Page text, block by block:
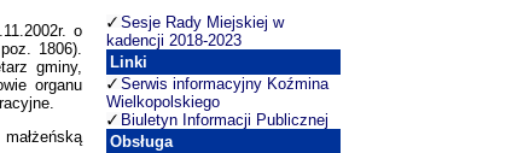
o
1806).
gminy,
organu
Sesje Rady Miejskiej w
kadencji 2018-2023
Linki
Serwis informacyjny Koźmina
Wielkopolskiego
Biuletyn Informacji Publicznej
Obsługa